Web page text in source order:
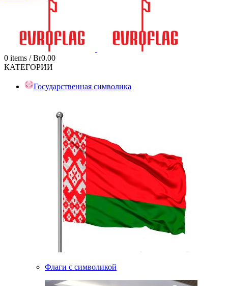
0 items / Br0.00
КАТЕГОРИИ
Государственная символика
Флаги с символикой